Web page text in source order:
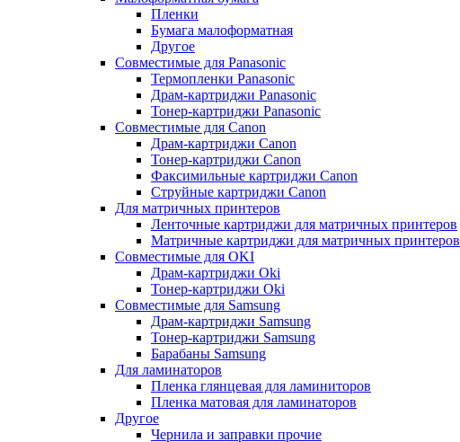
Пленки
Бумага малоформатная
Другое
Совместимые для Panasonic
Термопленки Panasonic
Драм-картриджи Panasonic
Тонер-картриджи Panasonic
Совместимые для Canon
Драм-картриджи Canon
Тонер-картриджи Canon
Факсимильные картриджи Canon
Струйные картриджи Canon
Для матричных принтеров
Ленточные картриджи для матричных принтеров
Матричные картриджи для матричных принтеров
Совместимые для OKI
Драм-картриджи Oki
Тонер-картриджи Oki
Совместимые для Samsung
Драм-картриджи Samsung
Тонер-картриджи Samsung
Барабаны Samsung
Для ламинаторов
Пленка глянцевая для ламиниторов
Пленка матовая для ламинаторов
Другое
Чернила и заправки прочие